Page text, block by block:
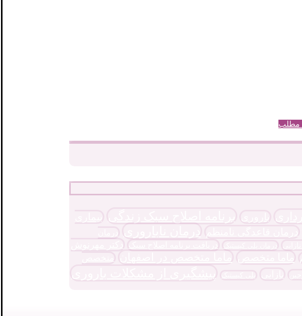
مطلب
باروری برنامه اصلاح سبک زندگی
بیماری
درمان قاعدگی نامنظم درمان ناباروری
درمان
درمان پلی کیستیک دریافت برنامه اصلاح سبک
دکتر مهرنوش
ماما متخصص ماما متخصص در اصفهان
متخصص
نازایی پلی کیستیک پیشگیری از مشکلات باروری